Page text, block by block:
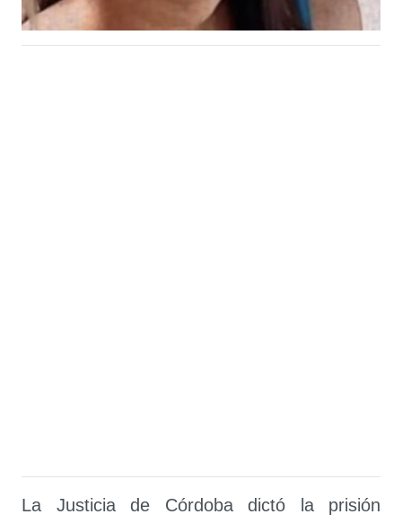
La Justicia de Córdoba dictó la prisión